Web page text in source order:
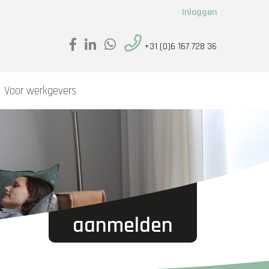
+31 (0)6 167 728 36
Inloggen
Voor werkgevers
aanmelden